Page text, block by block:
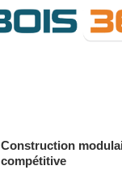
Construction
compétitive